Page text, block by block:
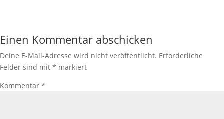
Einen Kommentar abschicken
Deine E-Mail-Adresse wird nicht veröffentlicht. Erforderliche
Felder sind mit * markiert
Kommentar *